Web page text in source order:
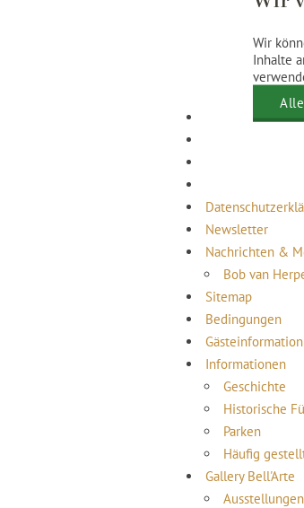
Body
Pediküre
Schwanger
Location
Newsletter
Nachrichten &
Bob van
Sitemap
Bedingungen
Informationen
Geschichte
Historische
Parken
Häufig
Gallery Bell'Arte
Ausstellungen
Wir
Inhalte